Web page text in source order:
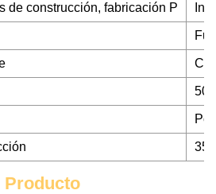
de construcción, fabricación P
Producto